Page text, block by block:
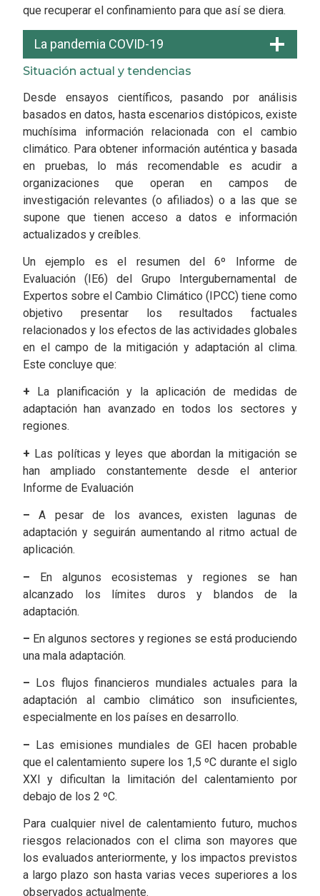
que recuperar el confinamiento para que así se diera.
La pandemia COVID-19
Situación actual y tendencias
Desde ensayos científicos, pasando por análisis
basados en datos, hasta escenarios distópicos, existe
muchísima información relacionada con el cambio
climático. Para obtener información auténtica y basada
en pruebas, lo más recomendable es acudir a
organizaciones que operan en campos de
investigación relevantes (o afiliados) o a las que se
supone que tienen acceso a datos e información
actualizados y creíbles.
Un ejemplo es el resumen del 6º Informe de
Evaluación (IE6) del Grupo Intergubernamental de
Expertos sobre el Cambio Climático (IPCC) tiene como
objetivo presentar los resultados factuales
relacionados y los efectos de las actividades globales
en el campo de la mitigación y adaptación al clima.
Este concluye que:
+ La planificación y la aplicación de medidas de
adaptación han avanzado en todos los sectores y
regiones.
+ Las políticas y leyes que abordan la mitigación se
han ampliado constantemente desde el anterior
Informe de Evaluación
–A pesar de los avances, existen lagunas de
adaptación y seguirán aumentando al ritmo actual de
aplicación.
– En algunos ecosistemas y regiones se han
alcanzado los límites duros y blandos de la
adaptación.
– En algunos sectores y regiones se está produciendo
una mala adaptación.
–
Los flujos financieros mundiales actuales para la
adaptación al cambio climático son insuficientes,
especialmente en los países en desarrollo.
– Las emisiones mundiales de GEI hacen probable
que el calentamiento supere los 1,5 ºC durante el siglo
XXI y dificultan la limitación del calentamiento por
debajo de los 2 ºC.
Para cualquier nivel de calentamiento futuro, muchos
riesgos relacionados con el clima son mayores que
los evaluados anteriormente, y los impactos previstos
a largo plazo son hasta varias veces superiores a los
observados actualmente.